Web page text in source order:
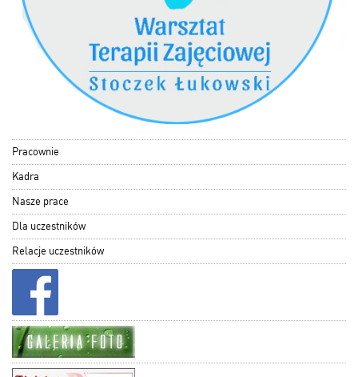
Pracownie
Kadra
Nasze prace
Dla uczestników
Relacje uczestników